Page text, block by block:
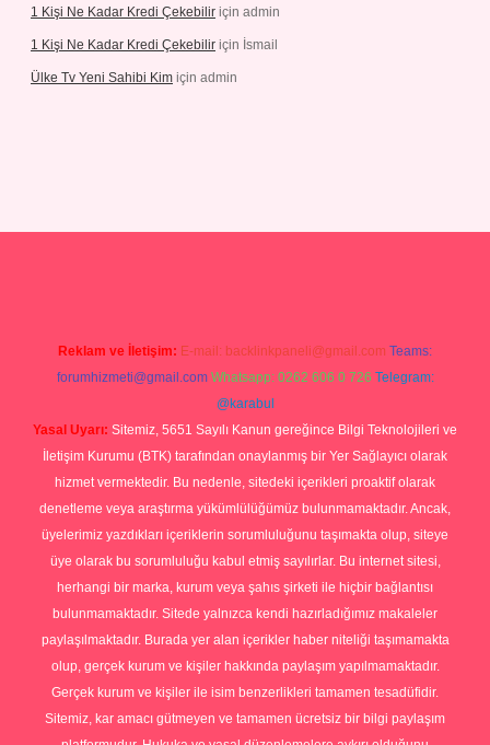
1 Kişi Ne Kadar Kredi Çekebilir için admin
1 Kişi Ne Kadar Kredi Çekebilir için İsmail
Ülke Tv Yeni Sahibi Kim için admin
Reklam ve İletişim: E-mail: backlinkpaneli@gmail.com Teams:
forumhizmeti@gmail.com Whatsapp: 0262 606 0 726 Telegram:
@karabul
Yasal Uyarı: Sitemiz, 5651 Sayılı Kanun gereğince Bilgi Teknolojileri ve
İletişim Kurumu (BTK) tarafından onaylanmış bir Yer Sağlayıcı olarak
hizmet vermektedir. Bu nedenle, sitedeki içerikleri proaktif olarak
denetleme veya araştırma yükümlülüğümüz bulunmamaktadır. Ancak,
üyelerimiz yazdıkları içeriklerin sorumluluğunu taşımakta olup, siteye
üye olarak bu sorumluluğu kabul etmiş sayılırlar. Bu internet sitesi,
herhangi bir marka, kurum veya şahıs şirketi ile hiçbir bağlantısı
bulunmamaktadır. Sitede yalnızca kendi hazırladığımız makaleler
paylaşılmaktadır. Burada yer alan içerikler haber niteliği taşımamakta
olup, gerçek kurum ve kişiler hakkında paylaşım yapılmamaktadır.
Gerçek kurum ve kişiler ile isim benzerlikleri tamamen tesadüfidir.
Sitemiz, kar amacı gütmeyen ve tamamen ücretsiz bir bilgi paylaşım